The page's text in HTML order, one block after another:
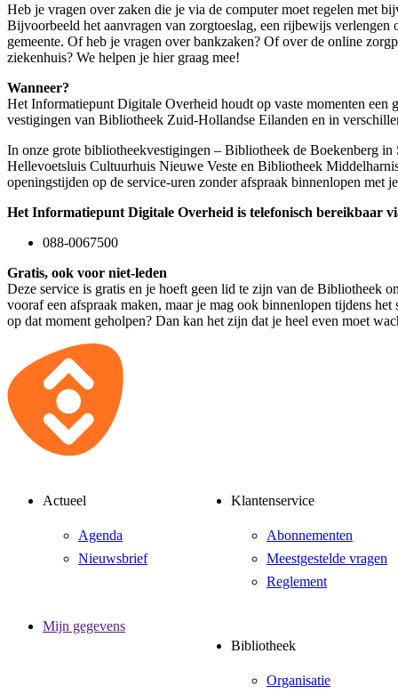
Heb je vragen over zaken die je via de computer moet regelen met
Bijvoorbeeld het aanvragen van zorgtoeslag, een rijbewijs verlengen
gemeente. Of heb je vragen over bankzaken? Of over de online
ziekenhuis? We helpen je hier graag mee!
Wanneer?
Het Informatiepunt Digitale Overheid houdt op vaste momenten een
vestigingen van Bibliotheek Zuid-Hollandse Eilanden en in
In onze grote bibliotheekvestigingen – Bibliotheek de Boekenberg
Hellevoetsluis Cultuurhuis Nieuwe Veste en Bibliotheek
openingstijden op de service-uren zonder afspraak binnenlopen met
Het Informatiepunt Digitale Overheid is telefonisch bereikbaar
088-0067500
Gratis, ook voor niet-leden
Deze service is gratis en je hoeft geen lid te zijn van de Bibliotheek
vooraf een afspraak maken, maar je mag ook binnenlopen tijdens het
op dat moment geholpen? Dan kan het zijn dat je heel even moet
Actueel
Agenda
Nieuwsbrief
Klantenservice
Abonnementen
Meestgestelde vragen
Reglement
Mijn gegevens
Bibliotheek
Organisatie